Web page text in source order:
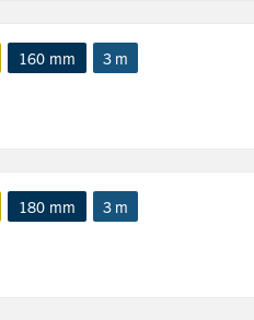
160 mm 3 m
180 mm 3 m